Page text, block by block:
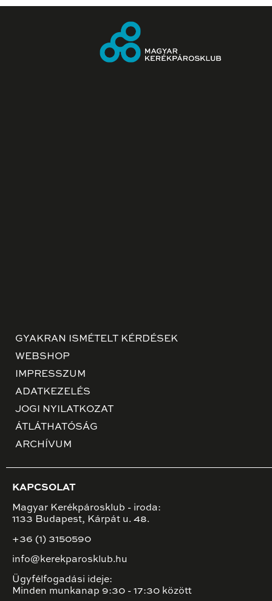
GYAKRAN ISMÉTELT KÉRDÉSEK
WEBSHOP
IMPRESSZUM
ADATKEZELÉS
JOGI NYILATKOZAT
ÁTLÁTHATÓSÁG
ARCHÍVUM
KAPCSOLAT
Magyar Kerékpárosklub - iroda:
1133 Budapest, Kárpát u. 48.
+36 (1) 3150590
info@kerekparosklub.hu
Ügyfélfogadási ideje:
Minden munkanap 9:30 - 17:30 között